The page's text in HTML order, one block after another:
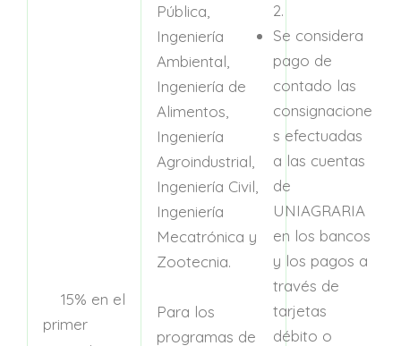
15% en el
primer
Pública,
Ingeniería
Ambiental,
Ingeniería de
Alimentos,
Ingeniería
Agroindustrial,
Ingeniería Civil,
Ingeniería
Mecatrónica y
Zootecnia.
Para los
programas de
2.
Se considera
pago de
contado las
consignacione
s efectuadas
a las cuentas
de
UNIAGRARIA
en los bancos
y los pagos a
través de
tarjetas
débito o